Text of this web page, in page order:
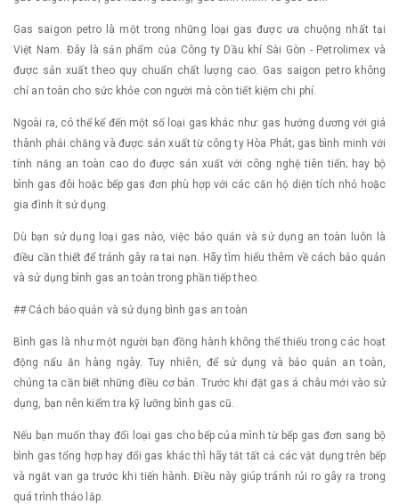
Gas saigon petro là một trong những loại gas được ưa chuộng nhất tại
Việt Nam. Đây là sản phẩm của Công ty Dầu khí Sài Gòn - Petrolimex và
được sản xuất theo quy chuẩn chất lượng cao. Gas saigon petro không
chỉ an toàn cho sức khỏe con người mà còn tiết kiệm chi phí.
Ngoài ra, có thể kể đến một số loại gas khác như: gas hướng dương với giá
thành phải chăng và được sản xuất từ công ty Hòa Phát; gas bình minh với
tính năng an toàn cao do được sản xuất với công nghệ tiên tiến; hay bộ
bình gas đôi hoặc bếp gas đơn phù hợp với các căn hộ diện tích nhỏ hoặc
gia đình ít sử dụng.
Dù bạn sử dụng loại gas nào, việc bảo quản và sử dụng an toàn luôn là
điều cần thiết để tránh gây ra tai nạn. Hãy tìm hiểu thêm về cách bảo quản
và sử dụng bình gas an toàn trong phần tiếp theo.
## Cách bảo quản và sử dụng bình gas an toàn
Bình gas là như một người bạn đồng hành không thể thiếu trong các hoạt
động nấu ăn hàng ngày. Tuy nhiên, để sử dụng và bảo quản an toàn,
chúng ta cần biết những điều cơ bản. Trước khi đặt gas á châu mới vào sử
dụng, bạn nên kiểm tra kỹ lưỡng bình gas cũ.
Nếu bạn muốn thay đổi loại gas cho bếp của mình từ bếp gas đơn sang bộ
bình gas tổng hợp hay đổi gas khác thì hãy tắt tất cả các vật dụng trên bếp
và ngắt van ga trước khi tiến hành. Điều này giúp tránh rủi ro gây ra trong
quá trình tháo lắp.